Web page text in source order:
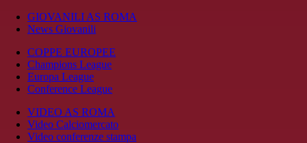
GIOVANILI AS ROMA
News Giovanili
COPPE EUROPEE
Champions League
Europa League
Conference League
VIDEO AS ROMA
Video Calciomercato
Video conferenze stampa